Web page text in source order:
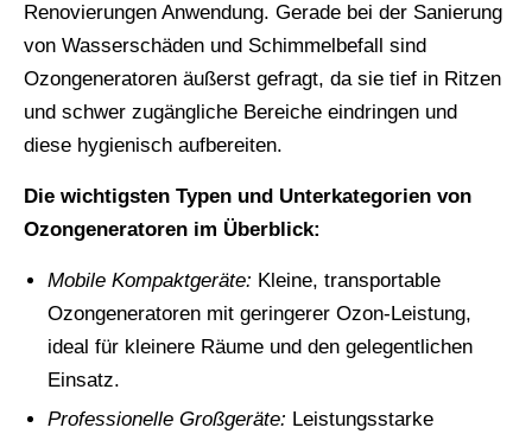
Renovierungen Anwendung. Gerade bei der Sanierung
von Wasserschäden und Schimmelbefall sind
Ozongeneratoren äußerst gefragt, da sie tief in Ritzen
und schwer zugängliche Bereiche eindringen und
diese hygienisch aufbereiten.
Die wichtigsten Typen und Unterkategorien von
Ozongeneratoren im Überblick:
Mobile Kompaktgeräte: Kleine, transportable
Ozongeneratoren mit geringerer Ozon-Leistung,
ideal für kleinere Räume und den gelegentlichen
Einsatz.
Professionelle Großgeräte: Leistungsstarke